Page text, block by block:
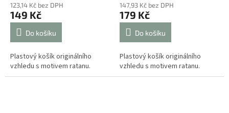
123,14 Kč bez DPH
149 Kč
Do košíku
Plastový košík originálního
vzhledu s motivem ratanu.
147,93 Kč bez DPH
179 Kč
Do košíku
Plastový košík originálního
vzhledu s motivem ratanu.